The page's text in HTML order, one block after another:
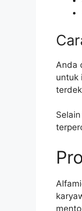
Anda
untuk